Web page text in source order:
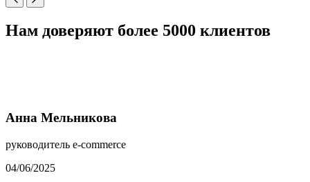
Нам доверяют более 5000 клиентов
Анна Мельникова
руководитель e-commerce
04/06/2025